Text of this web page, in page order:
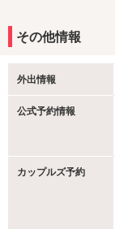
その他情報
外出情報
公式予約情報
カップルズ予約